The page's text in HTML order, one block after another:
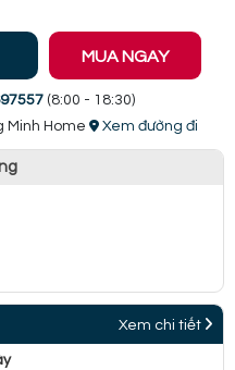
MUA NGAY
(8:00 - 18:30)
Minh Home
Xem đường đi
Xem chi tiết